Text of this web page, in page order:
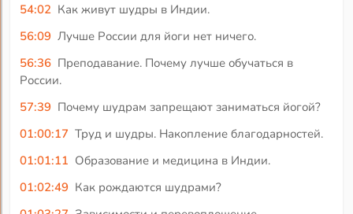
54:02 Как живут шудры в Индии.
56:09 Лучше России для йоги нет ничего.
56:36 Преподавание. Почему лучше обучаться в
России.
57:39 Почему шудрам запрещают заниматься йогой?
01:00:17 Труд и шудры. Накопление благодарностей.
01:01:11 Образование и медицина в Индии.
01:02:49 Как рождаются шудрами?